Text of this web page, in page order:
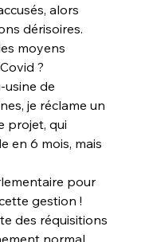
alors
dérisoires.
moyens
?
usine de
je réclame un
projet, qui
en 6 mois, mais
pour
gestion !
des réquisitions
normal